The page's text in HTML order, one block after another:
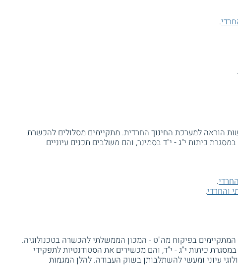
.
הוראה למערכת החינוך החרדית. מתקיימים מסלולים להכשרת
במסגרת כיתות י"ג - י"ד בסמינר, והם משלבים תכנים עיוניים
.
והחרדי.
המתקיימים בפיקוח מה"ט - המכון הממשלתי להכשרה בטכנולוגיה.
כיתות י"ג - י"ד, והם מכשירים את הסטודנטיות לתפקידי
עיוני ומעשי להשתלבותן בשוק העבודה. להלן המגמות